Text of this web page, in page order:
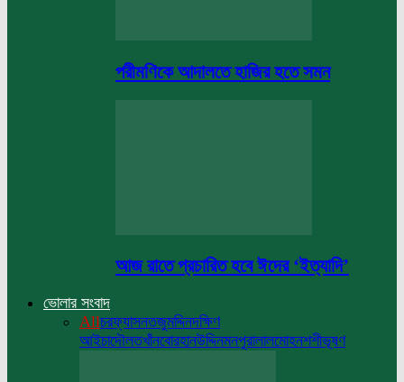
পরীমণিকে আদালতে হাজির হতে সমন
আজ রাতে প্রচারিত হবে ঈদের ‘ইত্যাদি’
ভোলার সংবাদ
Allচরফ্যাসনতজুমদ্দিনদক্ষিণ
আইচাদৌলতখাঁনবোরহানউদ্দিনমনপুরালালমোহনশশীভূষণ